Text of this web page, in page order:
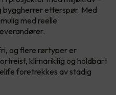
byggherrer etterspør. Med
med reelle
og flere rørtyper er
klimariktig og holdbart
foretrekkes av stadig